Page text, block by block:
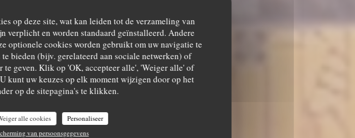
op deze site, wat kan leiden tot de verzameling van
verplicht en worden standaard geïnstalleerd. Andere
optionele cookies worden gebruikt om uw navigatie te
bieden (bijv. gerelateerd aan sociale netwerken) of
te geven. Klik op 'OK, accepteer alle', 'Weiger alle' of
kunt uw keuzes op elk moment wijzigen door op het
op de sitepagina's te klikken.
alle cookies
Personaliseer
van persoonsgegevens
ESCOUBLAC
Pampa
EEN TAFEL
PAMPA